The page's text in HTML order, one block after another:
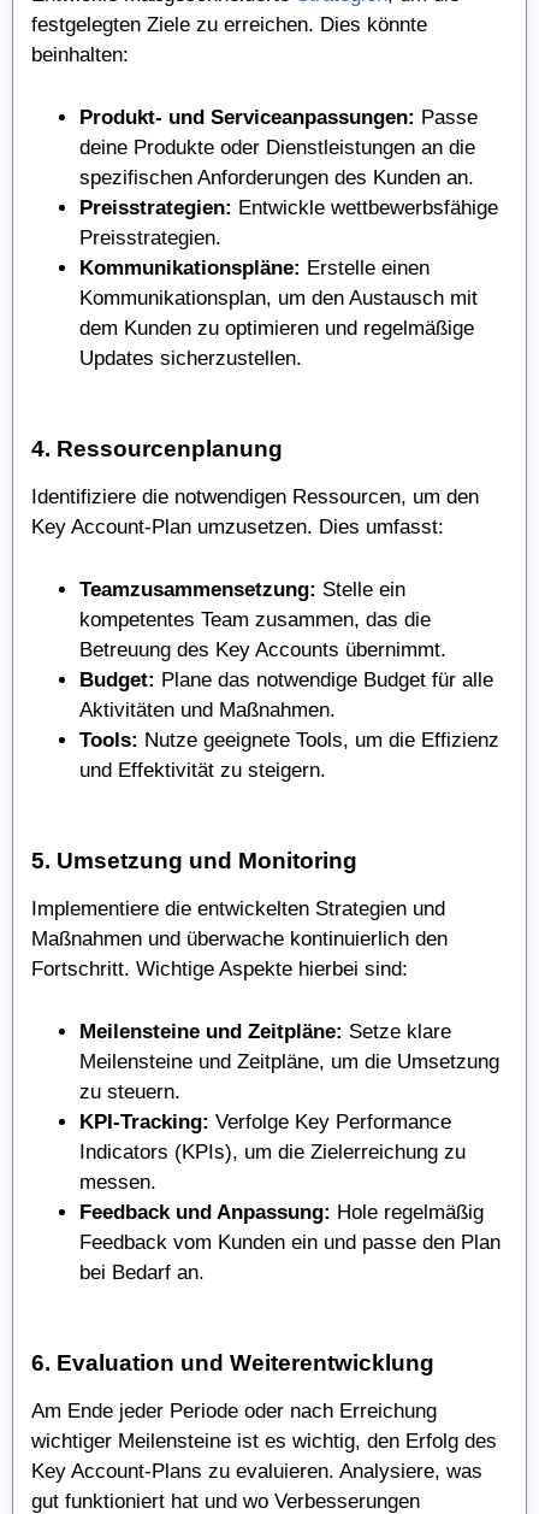
festgelegten Ziele zu erreichen. Dies könnte
beinhalten:
Produkt- und Serviceanpassungen: Passe
deine Produkte oder Dienstleistungen an die
spezifischen Anforderungen des Kunden an.
Preisstrategien: Entwickle wettbewerbsfähige
Preisstrategien.
Kommunikationspläne: Erstelle einen
Kommunikationsplan, um den Austausch mit
dem Kunden zu optimieren und regelmäßige
Updates sicherzustellen.
4. Ressourcenplanung
Identifiziere die notwendigen Ressourcen, um den
Key Account-Plan umzusetzen. Dies umfasst:
Teamzusammensetzung: Stelle ein
kompetentes Team zusammen, das die
Betreuung des Key Accounts übernimmt.
Budget: Plane das notwendige Budget für alle
Aktivitäten und Maßnahmen.
Tools: Nutze geeignete Tools, um die Effizienz
und Effektivität zu steigern.
5. Umsetzung und Monitoring
Implementiere die entwickelten Strategien und
Maßnahmen und überwache kontinuierlich den
Fortschritt. Wichtige Aspekte hierbei sind:
Meilensteine und Zeitpläne: Setze klare
Meilensteine und Zeitpläne, um die Umsetzung
zu steuern.
KPI-Tracking: Verfolge Key Performance
Indicators (KPIs), um die Zielerreichung zu
messen.
Feedback und Anpassung: Hole regelmäßig
Feedback vom Kunden ein und passe den Plan
bei Bedarf an.
6. Evaluation und Weiterentwicklung
Am Ende jeder Periode oder nach Erreichung
wichtiger Meilensteine ist es wichtig, den Erfolg des
Key Account-Plans zu evaluieren. Analysiere, was
gut funktioniert hat und wo Verbesserungen